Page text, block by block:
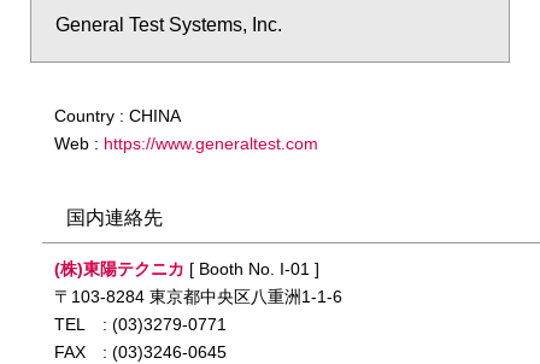
General Test Systems, Inc.
Country : CHINA
Web : https://www.generaltest.com
国内連絡先
(株)東陽テクニカ [ Booth No. I-01 ]
〒103-8284 東京都中央区八重洲1-1-6
TEL
: (03)3279-0771
FAX
: (03)3246-0645